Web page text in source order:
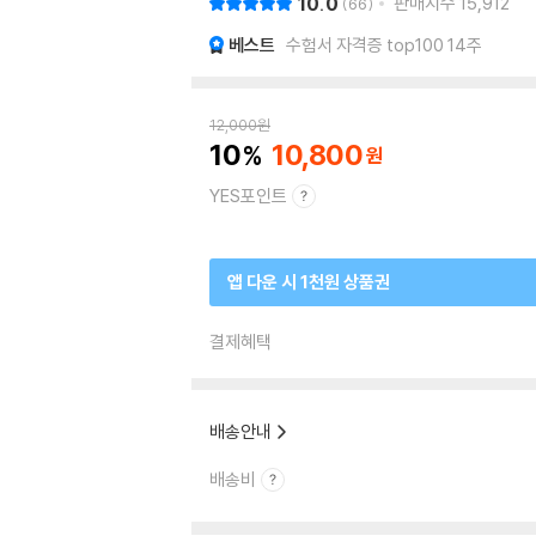
베스트 수험서 자격증 top100 14주
12,000원
10 10,800
YES포인트
앱 다운 시 1천원 상품권
결제혜택
배송안내
배송비